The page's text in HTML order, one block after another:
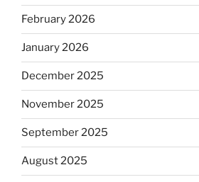
February 2026
January 2026
December 2025
November 2025
September 2025
August 2025